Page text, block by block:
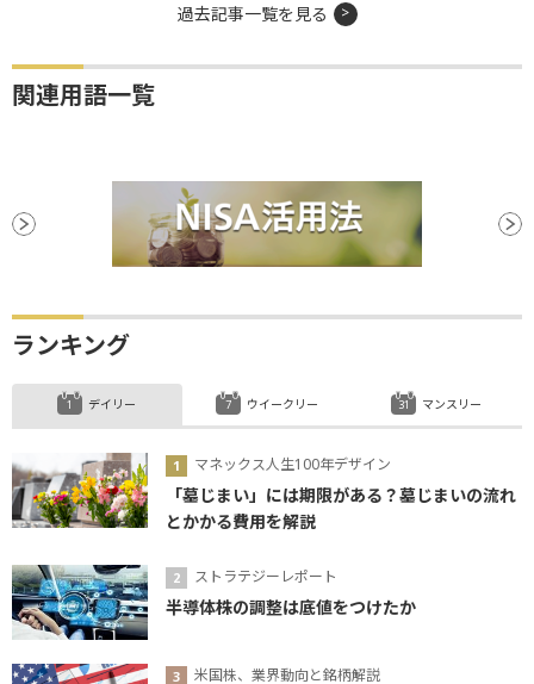
過去記事一覧を見る
関連用語一覧
ランキング
デイリー
マネックス人生100年デザイン
「墓じまい」には期限がある？墓じまいの流れ
とかかる費用を解説
ストラテジーレポート
半導体株の調整は底値をつけたか
米国株、業界動向と銘柄解説
ウイークリー マンスリー